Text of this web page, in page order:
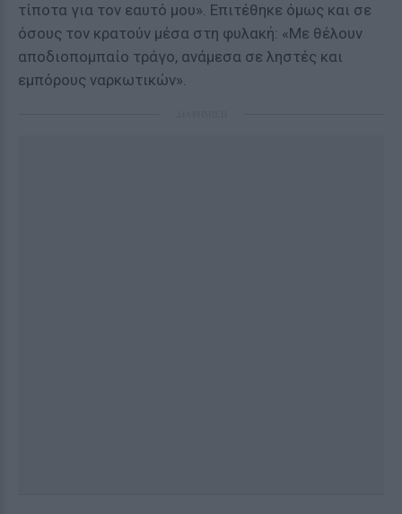
τίποτα για τον εαυτό μου». Επιτέθηκε όμως και σε
όσους τον κρατούν μέσα στη φυλακή: «Με θέλουν
αποδιοπομπαίο τράγο, ανάμεσα σε ληστές και
εμπόρους ναρκωτικών».